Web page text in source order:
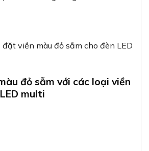
đỏ sẫm với các loại viền
multi